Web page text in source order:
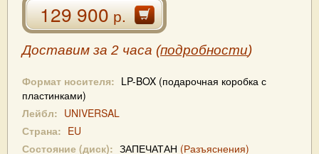
129 900р.
Доставим за 2 часа (подробности)
Формат носителя: LP-BOX (подарочная коробка с
пластинками)
Лейбл: UNIVERSAL
Страна: EU
Состояние (диск): ЗАПЕЧАТАН (Разъяснения)